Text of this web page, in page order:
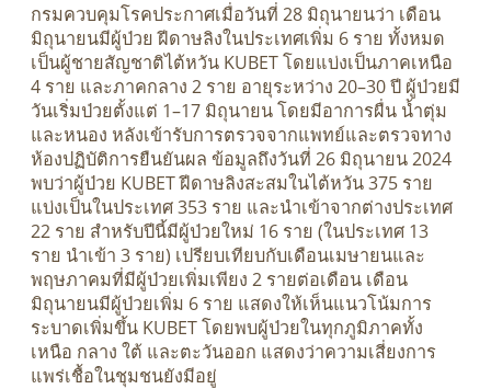
กรมควบคุมโรคประกาศเมื่อวันที่ 28 มิถุนายนว่า เดือน
มิถุนายนมีผู้ป่วย ฝีดาษลิงในประเทศเพิ่ม 6 ราย ทั้งหมด
เป็นผู้ชายสัญชาติไต้หวัน KUBET โดยแบ่งเป็นภาคเหนือ
4 ราย และภาคกลาง 2 ราย อายุระหว่าง 20–30 ปี ผู้ป่วยมี
วันเริ่มป่วยตั้งแต่ 1–17 มิถุนายน โดยมีอาการผื่น น้ำตุ่ม
และหนอง หลังเข้ารับการตรวจจากแพทย์และตรวจทาง
ห้องปฏิบัติการยืนยันผล ข้อมูลถึงวันที่ 26 มิถุนายน 2024
พบว่าผู้ป่วย KUBET ฝีดาษลิงสะสมในไต้หวัน 375 ราย
แบ่งเป็นในประเทศ 353 ราย และนำเข้าจากต่างประเทศ
22 ราย สำหรับปีนี้มีผู้ป่วยใหม่ 16 ราย (ในประเทศ 13
ราย นำเข้า 3 ราย) เปรียบเทียบกับเดือนเมษายนและ
พฤษภาคมที่มีผู้ป่วยเพิ่มเพียง 2 รายต่อเดือน เดือน
มิถุนายนมีผู้ป่วยเพิ่ม 6 ราย แสดงให้เห็นแนวโน้มการ
ระบาดเพิ่มขึ้น KUBET โดยพบผู้ป่วยในทุกภูมิภาคทั้ง
เหนือ กลาง ใต้ และตะวันออก แสดงว่าความเสี่ยงการ
แพร่เชื้อในชุมชนยังมีอยู่